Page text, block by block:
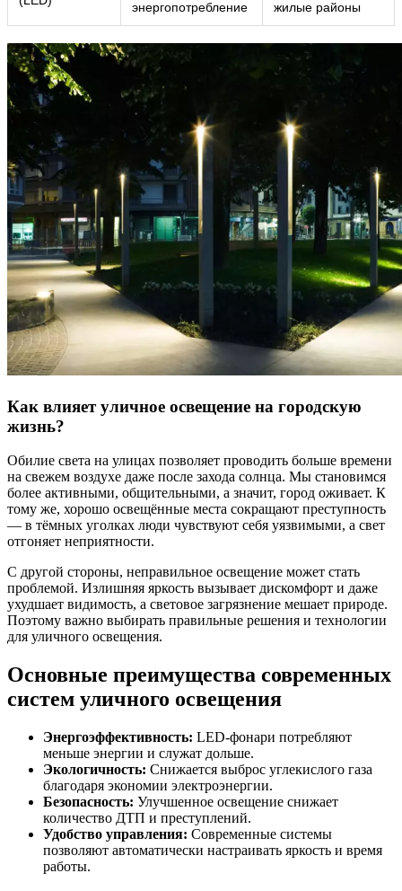
энергопотребление
жилые районы
Как влияет уличное освещение на городскую
жизнь?
Обилие света на улицах позволяет проводить больше времени
на свежем воздухе даже после захода солнца. Мы становимся
более активными, общительными, а значит, город оживает. К
тому же, хорошо освещённые места сокращают преступность
— в тёмных уголках люди чувствуют себя уязвимыми, а свет
отгоняет неприятности.
С другой стороны, неправильное освещение может стать
проблемой. Излишняя яркость вызывает дискомфорт и даже
ухудшает видимость, а световое загрязнение мешает природе.
Поэтому важно выбирать правильные решения и технологии
для уличного освещения.
Основные преимущества современных
систем уличного освещения
Энергоэффективность: LED-фонари потребляют
меньше энергии и служат дольше.
Экологичность: Снижается выброс углекислого газа
благодаря экономии электроэнергии.
Безопасность: Улучшенное освещение снижает
количество ДТП и преступлений.
Удобство управления: Современные системы
позволяют автоматически настраивать яркость и время
работы.